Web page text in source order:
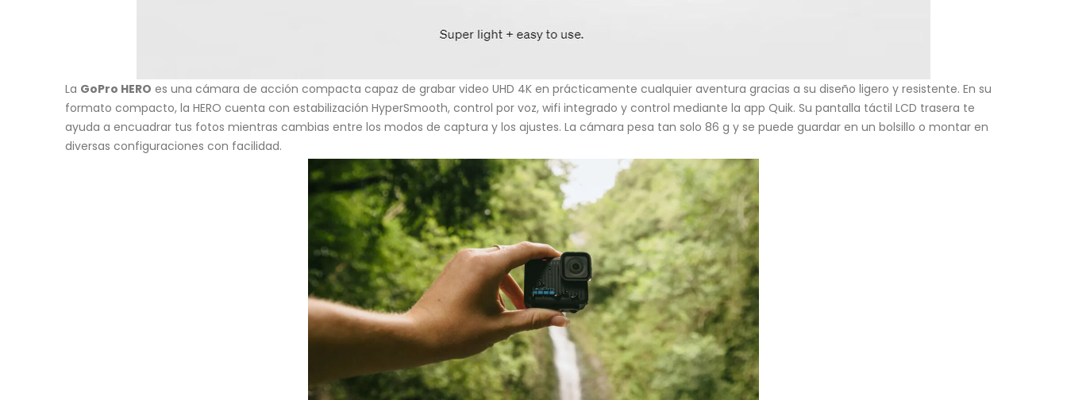
La GoPro HERO es una cámara de acción compacta capaz de grabar video UHD 4K en prácticamente cualquier aventura gracias a su diseño ligero y resistente. En su
formato compacto, la HERO cuenta con estabilización HyperSmooth, control por voz, wifi integrado y control mediante la app Quik. Su pantalla táctil LCD trasera te
ayuda a encuadrar tus fotos mientras cambias entre los modos de captura y los ajustes. La cámara pesa tan solo 86 g y se puede guardar en un bolsillo o montar en
diversas configuraciones con facilidad.